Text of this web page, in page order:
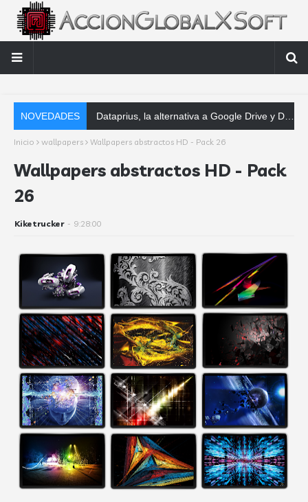
NOVEDADES Dataprius, la alternativa a Google Drive y Dropbox que las empresas deberían conocer
Inicio wallpapers Wallpapers abstractos HD - Pack 26
Wallpapers abstractos HD - Pack
26
Kiketrucker - 9:28:00